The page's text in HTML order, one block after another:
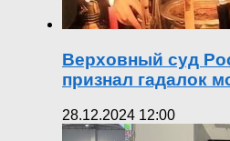
Верховный суд
признал гадалок
28.12.2024 12:00